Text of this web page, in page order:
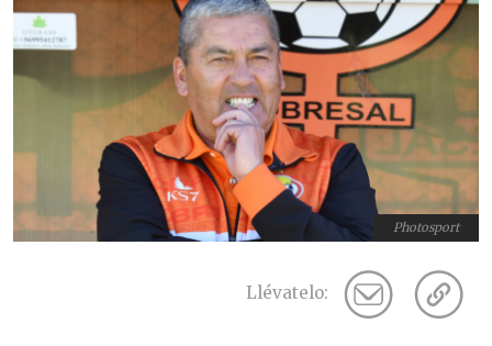
Photosport
Llévatelo: